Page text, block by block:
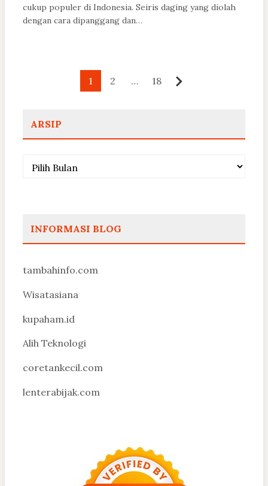
cukup populer di Indonesia. Seiris daging yang diolah
dengan cara dipanggang dan…
1 2 … 18
ARSIP
Arsip
INFORMASI BLOG
tambahinfo.com
Wisatasiana
kupaham.id
Alih Teknologi
coretankecil.com
lenterabijak.com